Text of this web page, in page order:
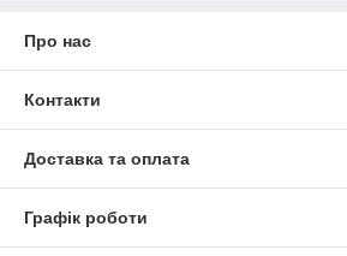
Про нас
Контакти
Доставка та оплата
Графік роботи